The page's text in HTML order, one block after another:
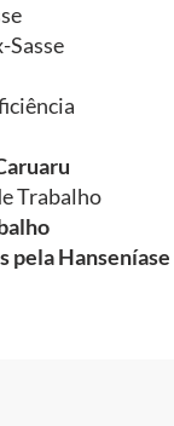
Sasse
Trabalho
pela Hanseníase